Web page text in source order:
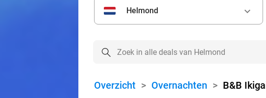
Helmond keyboard_arrow_down
Overzicht > Overnachten > B&B